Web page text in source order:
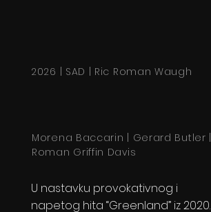
2026 | SAD | Ric Roman Waugh
Morena Baccarin | Gerard Butler |
Roman Griffin Davis
U nastavku provokativnog i
napetog hita “Greenland” iz 2020.